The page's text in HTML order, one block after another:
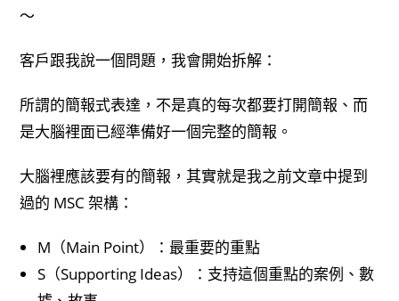
～
客戶跟我說一個問題，我會開始拆解：
所謂的簡報式表達，不是真的每次都要打開簡報、而
是大腦裡面已經準備好一個完整的簡報。
大腦裡應該要有的簡報，其實就是我之前文章中提到
過的 MSC 架構：
M（Main Point）：最重要的重點
S（Supporting Ideas）：支持這個重點的案例、數